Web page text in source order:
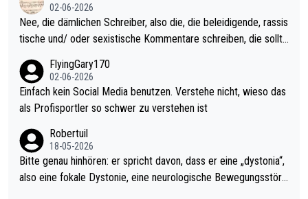
es Jahr der Fall. Er musste als amtierender Weltmeister durch
den Qualifier und ich glaube kaum, dass Mitchel sich das (in Ve
gas) antun würde, wenn er doch eigentlich die PDC-WM als Zi
el hat.
02-06-2026
Nee, die dämlichen Schreiber, also die, die beleidigende, rassis
tische und/ oder sexistische Kommentare schreiben, die sollte
s Leben in den Griff kriegen. Nur eins wundert mich: Luke Little
r war doch neulich erst derjenige, der über Social Media GvV p
rovoziert hat. Und Littlers Mutter schießt öfters mal gegen Ric
FlyingGary170
02-06-2026
Einfach kein Social Media benutzen. Verstehe nicht, wieso das
als Profisportler so schwer zu verstehen ist
Robertuil
18-05-2026
Bitte genau hinhören: er spricht davon, dass er eine „dystonia“,
also eine fokale Dystonie, eine neurologische Bewegungsstöru